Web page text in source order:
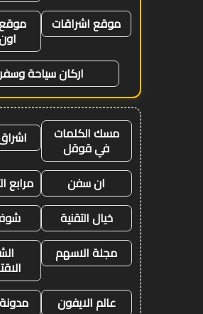
موقع اشراقات
اركان سياحة
مسك الكلمات
في قوقل
ان سفن
مرابع
خيال التقنية
مجلة الاسهم
عالم الايفون